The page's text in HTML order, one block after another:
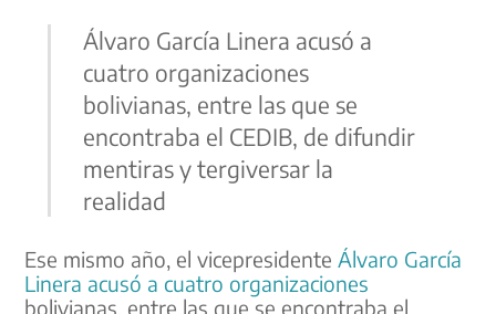
Álvaro García Linera acusó a
cuatro organizaciones
bolivianas, entre las que se
encontraba el CEDIB, de difundir
mentiras y tergiversar la
realidad
Ese mismo año, el vicepresidenteÁlvaro García
Linera acusó a cuatro organizaciones
bolivianas, entre las que se encontraba el